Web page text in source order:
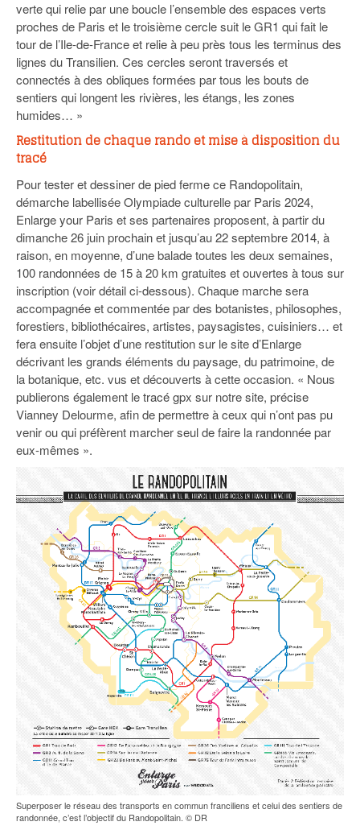
verte qui relie par une boucle l’ensemble des espaces verts
proches de Paris et le troisième cercle suit le GR1 qui fait le
tour de l’Ile-de-France et relie à peu près tous les terminus des
lignes du Transilien. Ces cercles seront traversés et
connectés à des obliques formées par tous les bouts de
sentiers qui longent les rivières, les étangs, les zones
humides… »
Restitution de chaque rando et mise à disposition du
tracé
Pour tester et dessiner de pied ferme ce Randopolitain,
démarche labellisée Olympiade culturelle par Paris 2024,
Enlarge your Paris et ses partenaires proposent, à partir du
dimanche 26 juin prochain et jusqu’au 22 septembre 2014, à
raison, en moyenne, d’une balade toutes les deux semaines,
100 randonnées de 15 à 20 km gratuites et ouvertes à tous sur
inscription (voir détail ci-dessous). Chaque marche sera
accompagnée et commentée par des botanistes, philosophes,
forestiers, bibliothécaires, artistes, paysagistes, cuisiniers… et
fera ensuite l’objet d’une restitution sur le site d’Enlarge
décrivant les grands éléments du paysage, du patrimoine, de
la botanique, etc. vus et découverts à cette occasion. « Nous
publierons également le tracé gpx sur notre site, précise
Vianney Delourme, afin de permettre à ceux qui n’ont pas pu
venir ou qui préfèrent marcher seul de faire la randonnée par
eux-mêmes ».
Superposer le réseau des transports en commun franciliens et celui des sentiers de
randonnée, c’est l’objectif du Randopolitain. © DR